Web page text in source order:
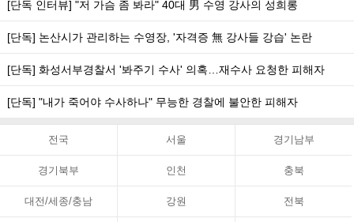
[단독 인터뷰] "저 가슴 좀 봐라" 40대 男 수영 강사의 성희롱
[단독] 논산시가 관리하는 수영장, '자격증 無 강사들 강습' 논란
[단독] 화성서부경찰서 '봐주기 수사' 의혹…재수사 요청한 피해자
[단독] "내가 죽어야 수사하나" 무능한 경찰에 불안한 피해자
전국 서울 경기남부
경기북부 인천 충북
대전/세종/충남 강원 전북